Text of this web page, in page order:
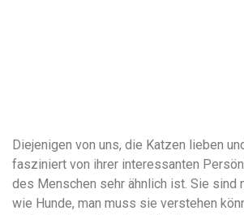
Diejenigen von uns, die Katzen lieben
fasziniert von ihrer interessanten
des Menschen sehr ähnlich ist. Sie sind
wie Hunde, man muss sie verstehen